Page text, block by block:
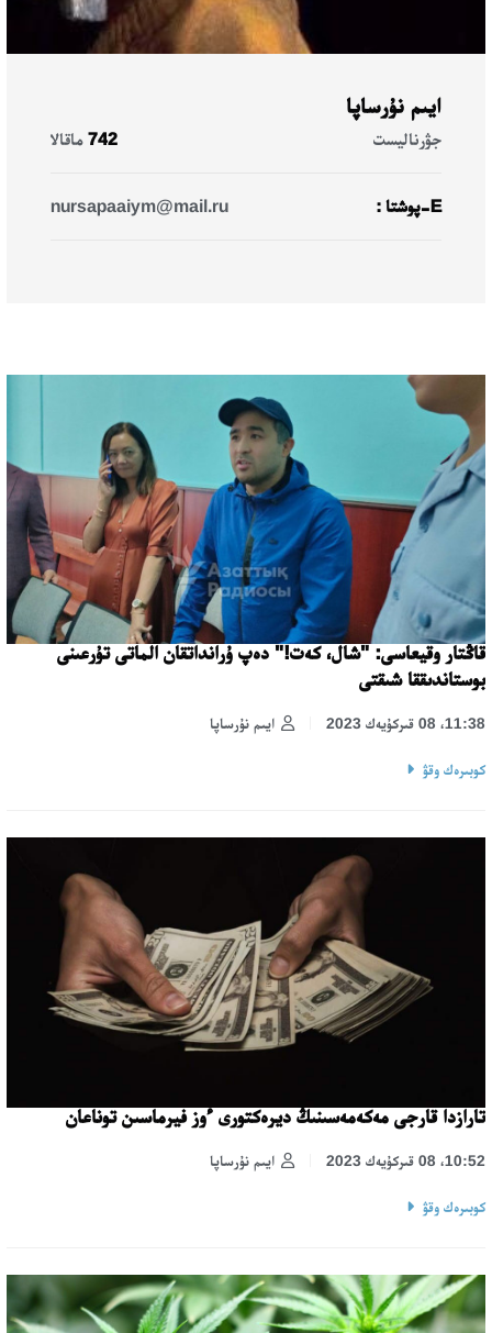
قاڭتار وقيعاسى: "شال، كەت!" دەپ ۇرانداتقان الماتى تۇرعىنى
بوستاندىققا شىقتى
ايىم نۇرساپا 11:38، 08 قىركۇيەك 2023
كوبىرەك وقۋ
تارازدا قارجى مەكەمەسىنىڭ ديرەكتورى ءوز فيرماسىن توناعان
ايىم نۇرساپا 10:52، 08 قىركۇيەك 2023
كوبىرەك وقۋ
ايىم نۇرساپا
جۋرناليست 742 ماقالا
E-پوشتا : nursapaaiym@mail.ru